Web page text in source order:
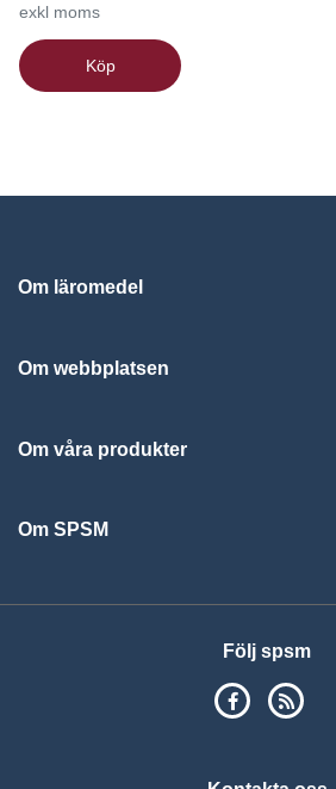
exkl moms
Köp
Om läromedel
Om webbplatsen
Om våra produkter
Om SPSM
Följ spsm
SPSM